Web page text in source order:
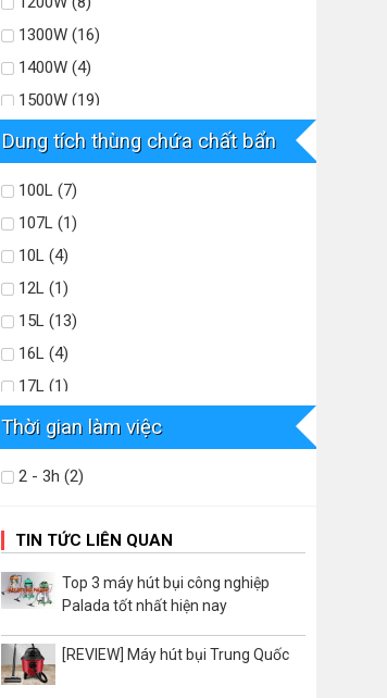
1300W (16)
1400W (4)
1500W (19)
1600W (27)
1650W (1)
1800W (8)
2000W (2)
2400W (27)
2600W (7)
2800W (3)
3000W (13)
3300W (2)
3500W (1)
3800W (4)
4200W (6)
4500W (2)
2100W (1)
2200W (1)
Dung tích thùng chứa chất bẩn
100L (7)
107L (1)
10L (4)
12L (1)
15L (13)
16L (4)
17L (1)
18L (3)
200L (2)
20L (11)
22L (3)
26L (1)
27L (4)
30L (17)
33L (2)
Thời gian làm việc
2 - 3h (2)
TIN TỨC LIÊN QUAN
Top 3 máy hút bụi công nghiệp
Palada tốt nhất hiện nay
[REVIEW] Máy hút bụi Trung Quốc